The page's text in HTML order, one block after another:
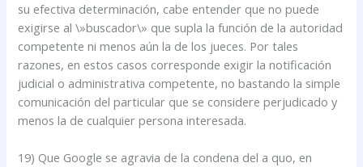
su efectiva determinación, cabe entender que no puede
exigirse al \»buscador\» que supla la función de la autoridad
competente ni menos aún la de los jueces. Por tales
razones, en estos casos corresponde exigir la notificación
judicial o administrativa competente, no bastando la simple
comunicación del particular que se considere perjudicado y
menos la de cualquier persona interesada.
19) Que Google se agravia de la condena del a quo, en